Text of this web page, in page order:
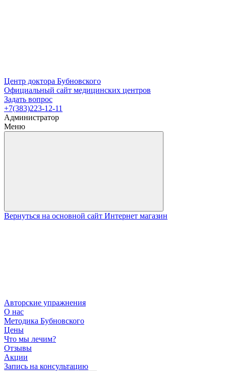
Центр доктора Бубновского
Официальный сайт медицинских центров
Задать вопрос
+7(383)223-12-11
Администратор
Меню
Вернуться на основной сайт Интернет магазин
Авторские упражнения
О нас
Методика Бубновского
Цены
Что мы лечим?
Отзывы
Акции
Запись на консультацию